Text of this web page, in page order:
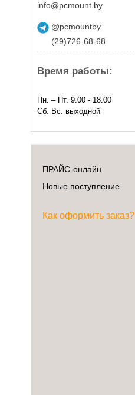
info@pcmount.by
@pcmountby
(29)726-68-68
Время работы:
Пн. – Пт. 9.00 - 18.00
Сб. Вс. выходной
ПРАЙС-онлайн
Новые поступление
Как оформить заказ?